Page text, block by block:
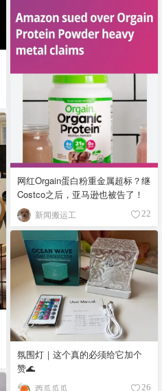
网红Orgain蛋白粉重金属超标？继
Costco之后，亚马逊也被告了！
新闻搬运工 22
氛围灯｜这个真的必须给它加个
赞🌊
西瓜瓜瓜 26